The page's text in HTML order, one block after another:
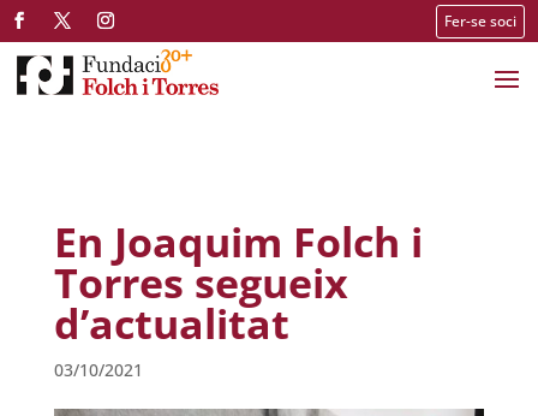
Fer-se soci
En Joaquim Folch i
Torres segueix
d’actualitat
03/10/2021